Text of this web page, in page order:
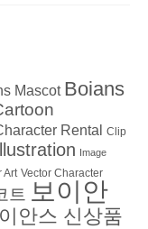
Mascot Boians
Rental
Clip
Image
Art Vector Character
트 보이안
안스 신상품